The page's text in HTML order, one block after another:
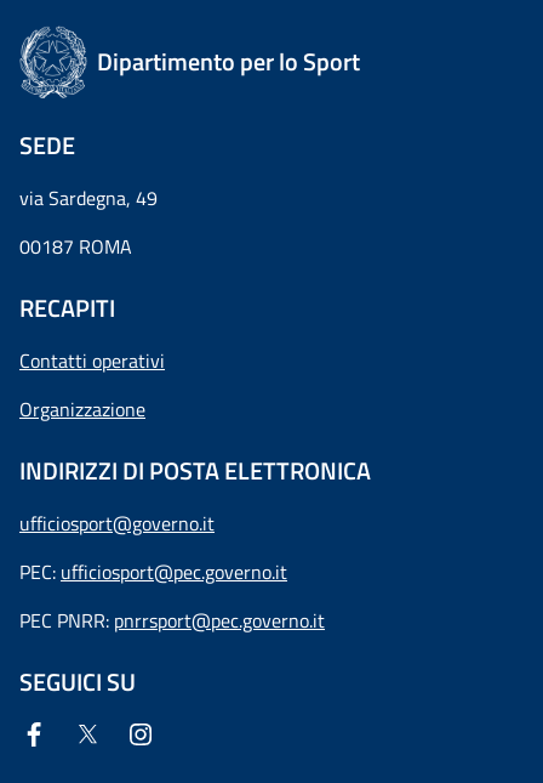
Dipartimento per lo Sport
SEDE
via Sardegna, 49
00187 ROMA
RECAPITI
Contatti operativi
Organizzazione
INDIRIZZI DI POSTA ELETTRONICA
ufficiosport@governo.it
PEC: ufficiosport@pec.governo.it
PEC PNRR: pnrrsport@pec.governo.it
SEGUICI SU